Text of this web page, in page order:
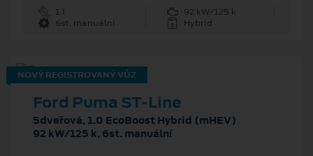
1 l
92 kW/125 k
6st. manuální
Hybrid
NOVÝ REGISTROVANÝ VŮZ
Ford Puma ST-Line
5dveřová, 1.0 EcoBoost Hybrid (mHEV)
92 kW/125 k, 6st. manuální